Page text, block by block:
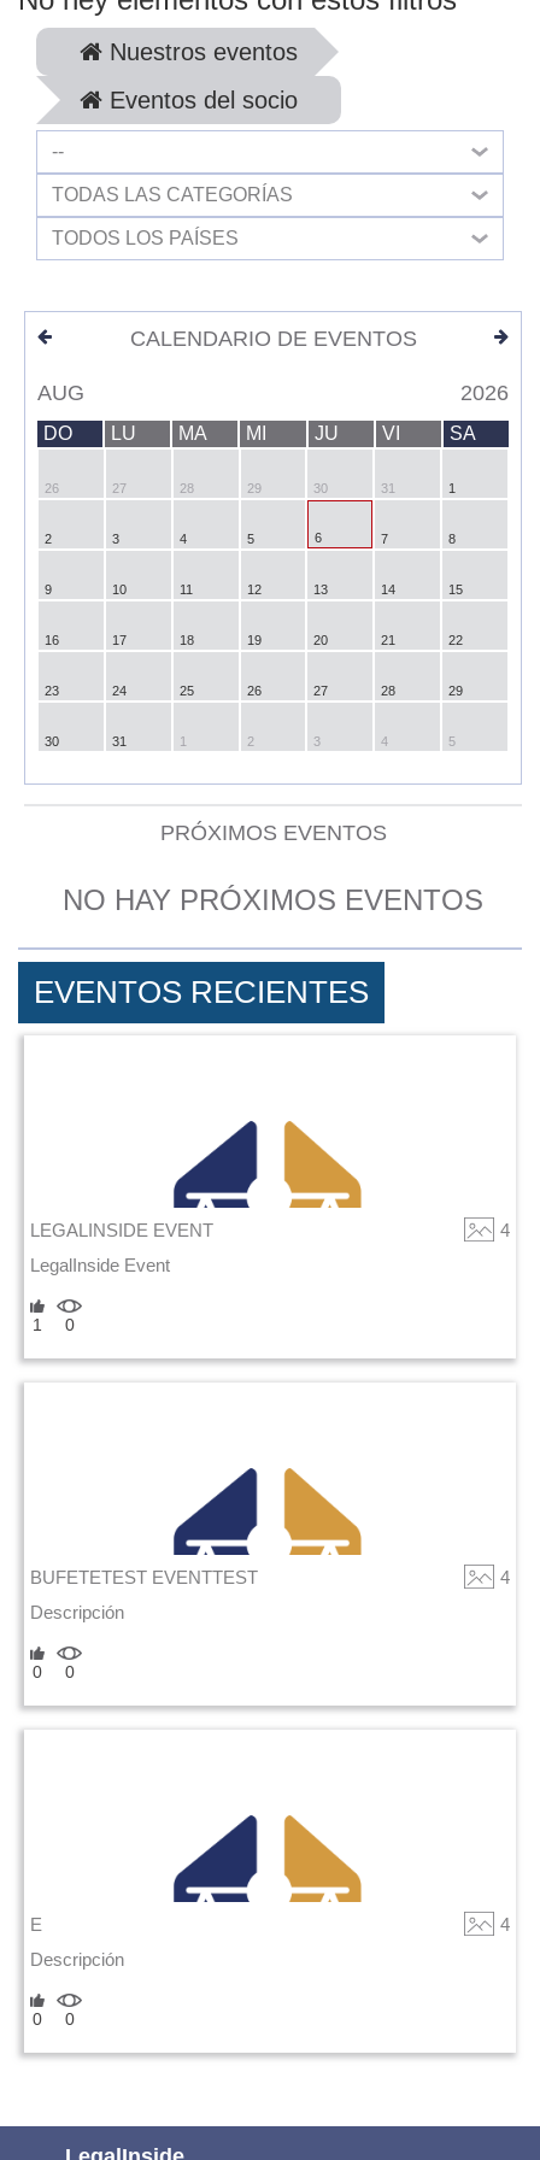
Nuestros eventos
Eventos del socio
--
TODAS LAS CATEGORÍAS
TODOS LOS PAÍSES
CALENDARIO DE EVENTOS
AUG 2026
DO LU MA MI JU VI SA
26 27 28 29 30 31 1
2 3 4 5 6 7 8
9 10 11 12 13 14 15
16 17 18 19 20 21 22
23 24 25 26 27 28 29
30 31 1 2 3 4 5
PRÓXIMOS EVENTOS
NO HAY PRÓXIMOS EVENTOS
EVENTOS RECIENTES
LEGALINSIDE EVENT
4
LegalInside Event
1 0
BUFETETEST EVENTTEST
4
Descripción
0 0
E
4
Descripción
0 0